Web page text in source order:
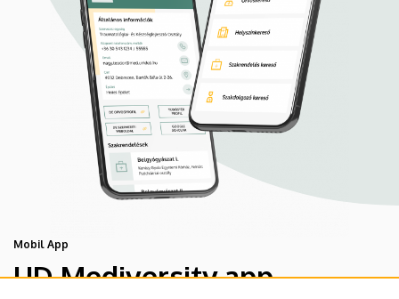
Mobil App
UD Mediversity app